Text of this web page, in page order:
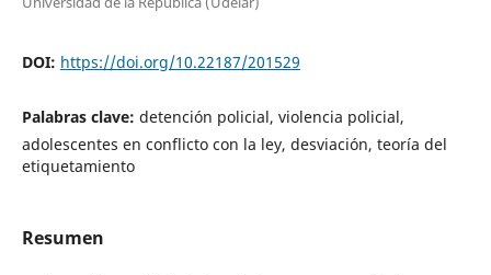
DOI: https://doi.org/10.22187/201529
Palabras clave: detención policial, violencia policial,
adolescentes en conflicto con la ley, desviación, teoría del
etiquetamiento
Resumen